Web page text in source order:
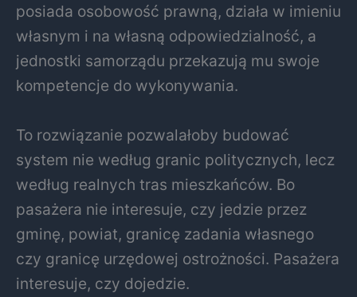
posiada osobowość prawną, działa w imieniu
własnym i na własną odpowiedzialność, a
jednostki samorządu przekazują mu swoje
kompetencje do wykonywania.
To rozwiązanie pozwalałoby budować
system nie według granic politycznych, lecz
według realnych tras mieszkańców. Bo
pasażera nie interesuje, czy jedzie przez
gminę, powiat, granicę zadania własnego
czy granicę urzędowej ostrożności. Pasażera
interesuje, czy dojedzie.